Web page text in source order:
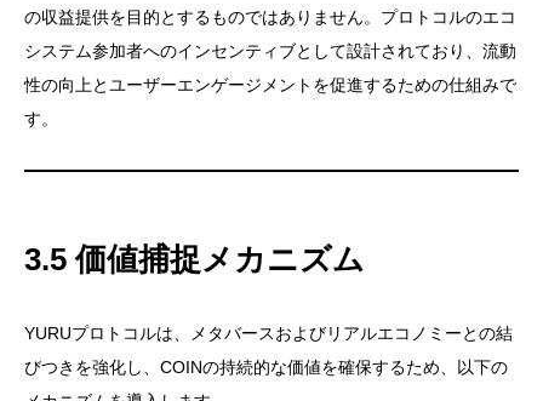
の収益提供を目的とするものではありません。プロトコルのエコ
システム参加者へのインセンティブとして設計されており、流動
性の向上とユーザーエンゲージメントを促進するための仕組みで
す。
3.5 価値捕捉メカニズム
YURUプロトコルは、メタバースおよびリアルエコノミーとの結
びつきを強化し、COINの持続的な価値を確保するため、以下の